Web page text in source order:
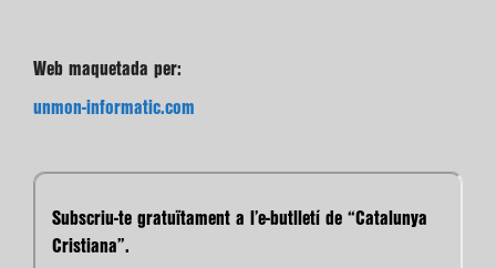
Web maquetada per:
Subscriu-te gratuïtament a l’e-butlletí de “Catalunya